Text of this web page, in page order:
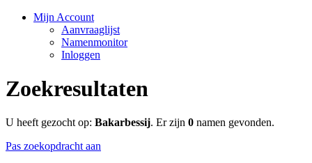
Mijn Account
Aanvraaglijst
Namenmonitor
Inloggen
Zoekresultaten
U heeft gezocht op: Bakarbessij. Er zijn 0 namen gevonden.
Pas zoekopdracht aan